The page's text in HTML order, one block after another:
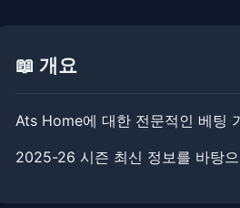
📖 개요
Ats Home에 대한 전문적인 베팅
2025-26 시즌 최신 정보를 바탕